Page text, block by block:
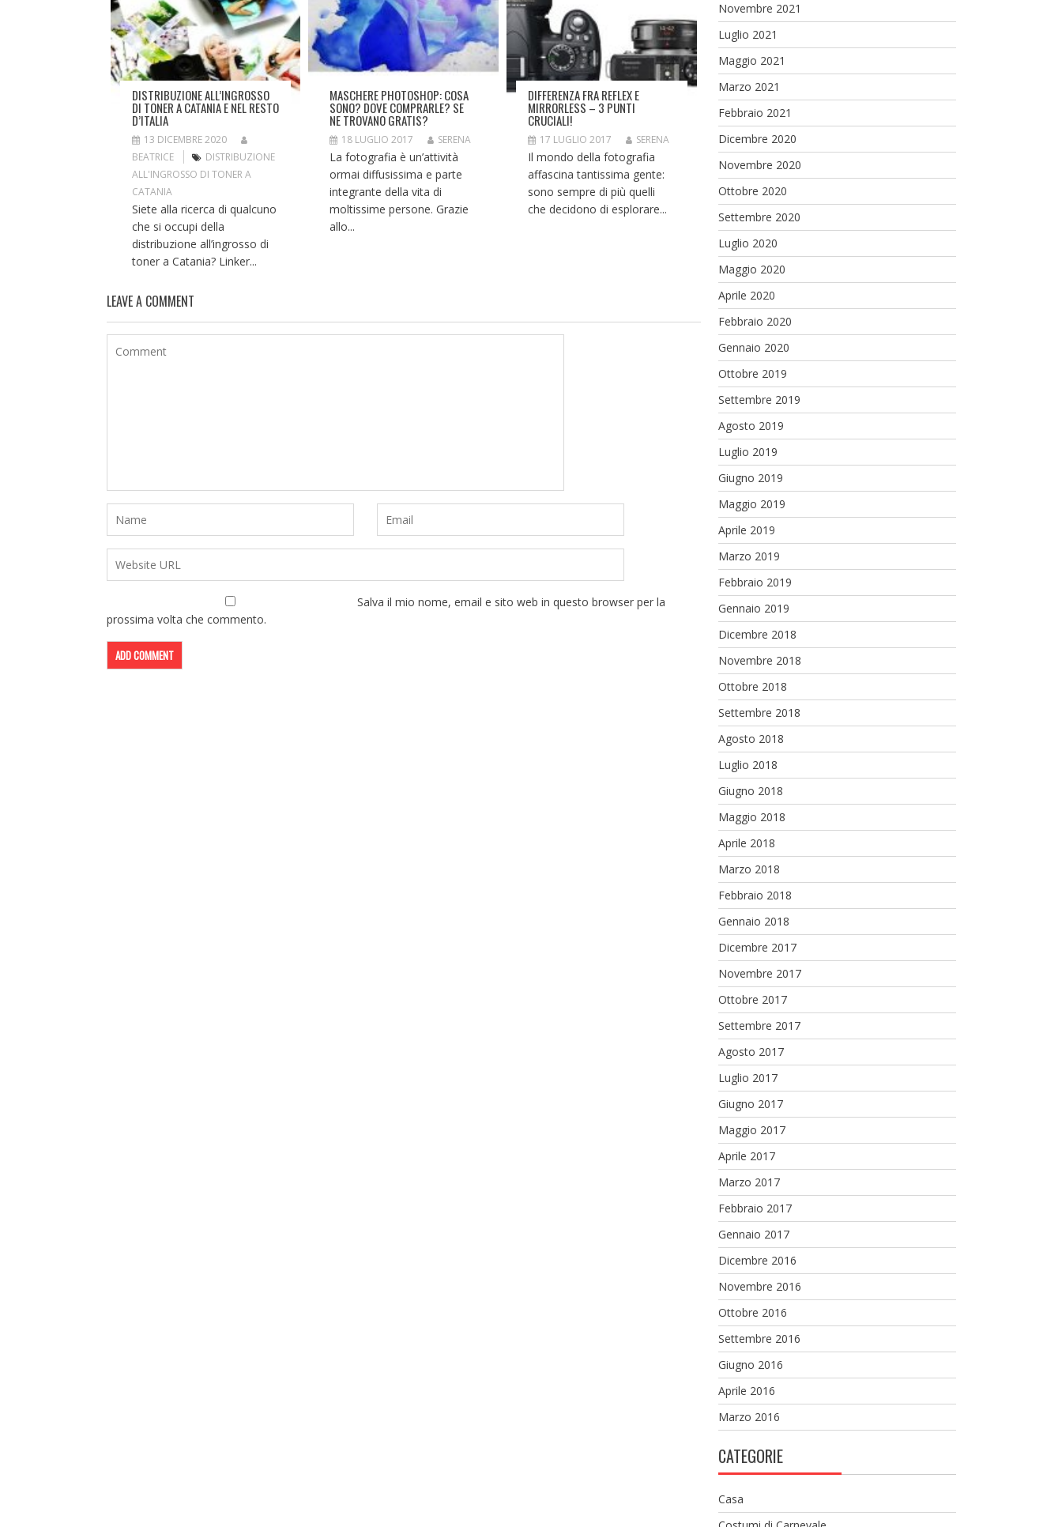
DISTRIBUZIONE ALL’INGROSSO
DI TONER A CATANIA E NEL RESTO
D’ITALIA
13 DICEMBRE 2020
BEATRICE
DISTRIBUZIONE
ALL'INGROSSO DI TONER A
CATANIA
Siete alla ricerca di qualcuno
che si occupi della
distribuzione all’ingrosso di
toner a Catania? Linker...
MASCHERE PHOTOSHOP: COSA
SONO? DOVE COMPRARLE? SE
NE TROVANO GRATIS?
18 LUGLIO 2017 SERENA
La fotografia è un’attività
ormai diffusissima e parte
integrante della vita di
moltissime persone. Grazie
allo...
DIFFERENZA FRA REFLEX E
MIRRORLESS – 3 PUNTI
CRUCIALI!
17 LUGLIO 2017 SERENA
Il mondo della fotografia
affascina tantissima gente:
sono sempre di più quelli
che decidono di esplorare...
LEAVE A COMMENT
Salva il mio nome, email e sito web in questo browser per la
prossima volta che commento.
Novembre 2021
Luglio 2021
Maggio 2021
Marzo 2021
Febbraio 2021
Dicembre 2020
Novembre 2020
Ottobre 2020
Settembre 2020
Luglio 2020
Maggio 2020
Aprile 2020
Febbraio 2020
Gennaio 2020
Ottobre 2019
Settembre 2019
Agosto 2019
Luglio 2019
Giugno 2019
Maggio 2019
Aprile 2019
Marzo 2019
Febbraio 2019
Gennaio 2019
Dicembre 2018
Novembre 2018
Ottobre 2018
Settembre 2018
Agosto 2018
Luglio 2018
Giugno 2018
Maggio 2018
Aprile 2018
Marzo 2018
Febbraio 2018
Gennaio 2018
Dicembre 2017
Novembre 2017
Ottobre 2017
Settembre 2017
Agosto 2017
Luglio 2017
Giugno 2017
Maggio 2017
Aprile 2017
Marzo 2017
Febbraio 2017
Gennaio 2017
Dicembre 2016
Novembre 2016
Ottobre 2016
Settembre 2016
Giugno 2016
Aprile 2016
Marzo 2016
CATEGORIE
Casa